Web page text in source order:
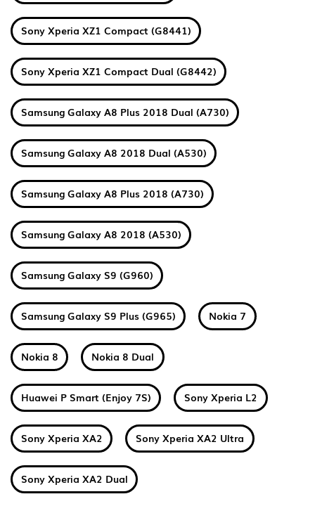
Sony Xperia XZ1 Compact (G8441)
Sony Xperia XZ1 Compact Dual (G8442)
Samsung Galaxy A8 Plus 2018 Dual (A730)
Samsung Galaxy A8 2018 Dual (A530)
Samsung Galaxy A8 Plus 2018 (A730)
Samsung Galaxy A8 2018 (A530)
Samsung Galaxy S9 (G960)
Samsung Galaxy S9 Plus (G965) Nokia 7
Nokia 8 Nokia 8 Dual
Huawei P Smart (Enjoy 7S) Sony Xperia L2
Sony Xperia XA2 Sony Xperia XA2 Ultra
Sony Xperia XA2 Dual